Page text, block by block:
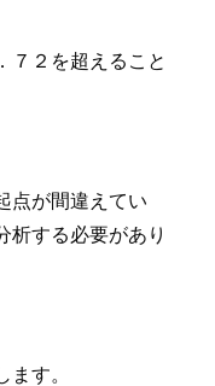
７２を超えること
点が間違えてい
析する必要があり
ます。